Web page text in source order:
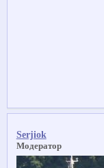
Serjiok
Модератор